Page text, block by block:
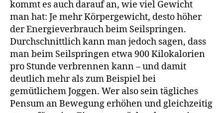
kommt es auch darauf an, wie viel Gewicht
man hat: Je mehr Körpergewicht, desto höher
der Energieverbrauch beim Seilspringen.
Durchschnittlich kann man jedoch sagen, dass
man beim Seilspringen etwa 900 Kilokalorien
pro Stunde verbrennen kann – und damit
deutlich mehr als zum Beispiel bei
gemütlichem Joggen. Wer also sein tägliches
Pensum an Bewegung erhöhen und gleichzeitig